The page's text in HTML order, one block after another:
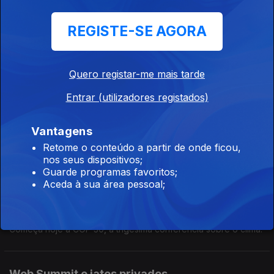
12 nov. 2025
evacuação médica.
Ep. 156
11 nov. 2025
Em breve, o clima de Londres será como o de Barcelona.
Começa hoje a COP 30, a trigésima conferência sobre o clima.
REGISTE-SE AGORA
Quero registar-me mais tarde
Entrar (utilizadores registados)
Vantagens
Retome o conteúdo a partir de onde ficou,
nos seus dispositivos;
Guarde programas favoritos;
Aceda à sua área pessoal;